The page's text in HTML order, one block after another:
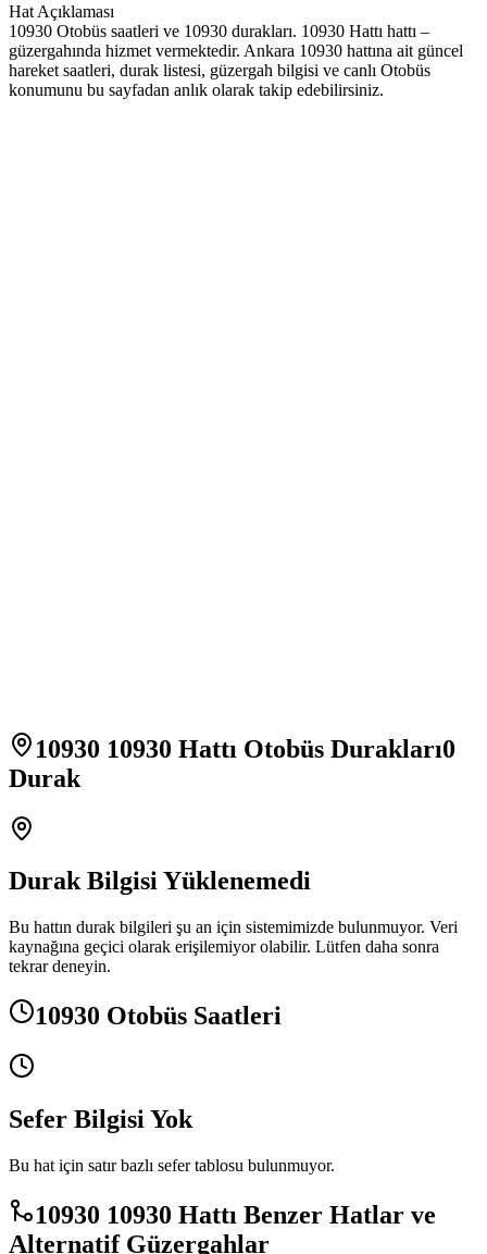
Hat Açıklaması
10930 Otobüs saatleri ve 10930 durakları. 10930 Hattı hattı –
güzergahında hizmet vermektedir. Ankara 10930 hattına ait güncel
hareket saatleri, durak listesi, güzergah bilgisi ve canlı Otobüs
konumunu bu sayfadan anlık olarak takip edebilirsiniz.
10930 10930 Hattı Otobüs Durakları0
Durak
Durak Bilgisi Yüklenemedi
Bu hattın durak bilgileri şu an için sistemimizde bulunmuyor. Veri
kaynağına geçici olarak erişilemiyor olabilir. Lütfen daha sonra
tekrar deneyin.
10930 Otobüs Saatleri
Sefer Bilgisi Yok
Bu hat için satır bazlı sefer tablosu bulunmuyor.
10930 10930 Hattı Benzer Hatlar ve
Alternatif Güzergahlar